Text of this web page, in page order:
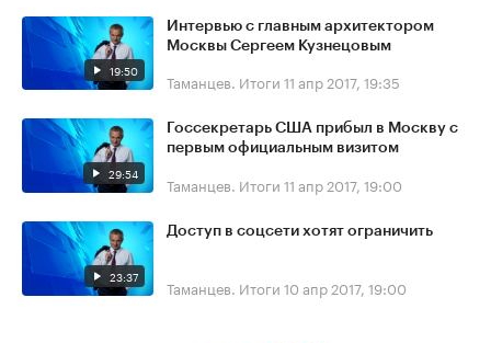
19:50
Интервью с главным архитектором
Москвы Сергеем Кузнецовым
Таманцев. Итоги 11 апр 2017, 19:35
29:54
Госсекретарь США прибыл в Москву с
первым официальным визитом
Таманцев. Итоги 11 апр 2017, 19:00
23:37
Доступ в соцсети хотят ограничить
Таманцев. Итоги 10 апр 2017, 19:00